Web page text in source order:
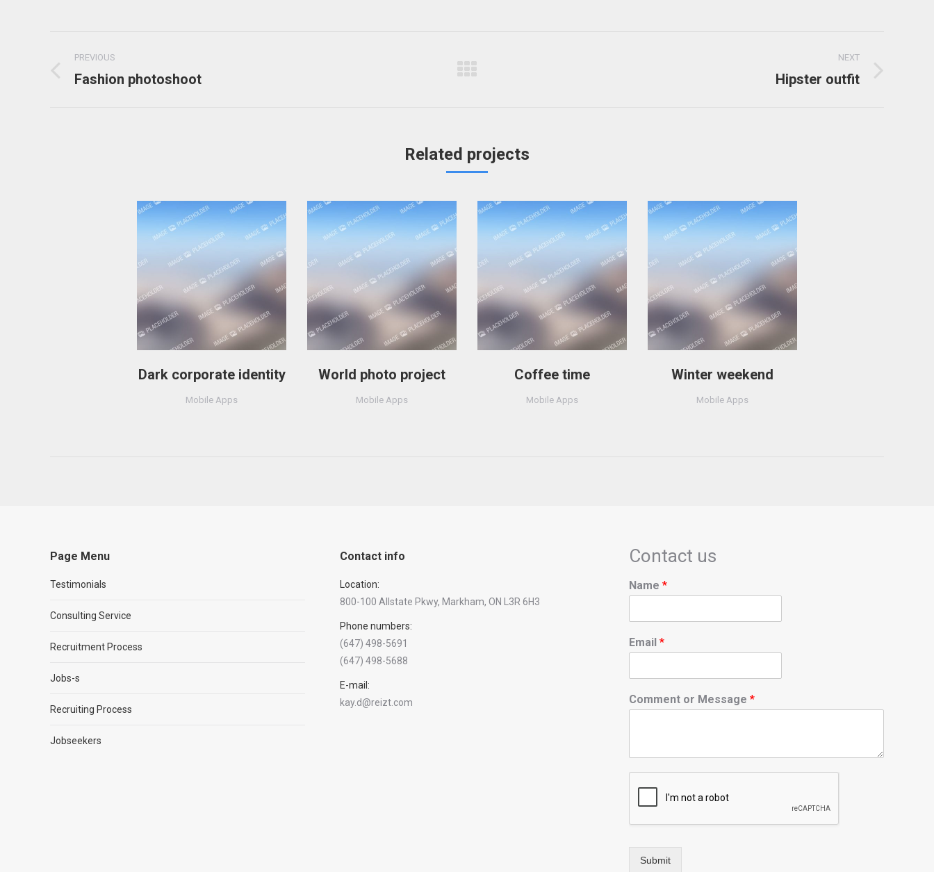
navigation
PREVIOUS
Previous
Fashion photoshoot
NEXT
Hipster outfit
Related projects
Dark corporate identity
Mobile Apps
World photo project
Mobile Apps
Coffee time
Mobile Apps
Winter weekend
Mobile Apps
Page Menu
Testimonials
Consulting Service
Recruitment Process
Jobs-s
Recruiting Process
Jobseekers
Contact info
Location:
800-100 Allstate Pkwy, Markham, ON L3R 6H3
Phone numbers:
(647) 498-5691
(647) 498-5688
E-mail:
kay.d@reizt.com
Contact us
Name*
Email*
Comment or Message*
Submit